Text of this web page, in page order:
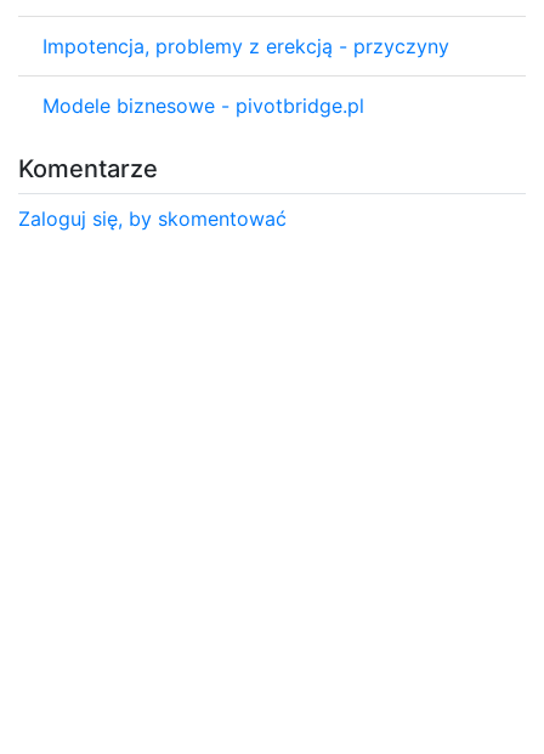
Impotencja, problemy z erekcją - przyczyny
Modele biznesowe - pivotbridge.pl
Komentarze
Zaloguj się, by skomentować